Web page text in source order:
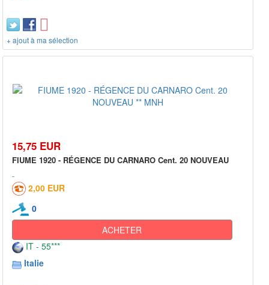
+ ajout à ma sélection
15,75 EUR
FIUME 1920 - RÉGENCE DU CARNARO Cent. 20 NOUVEAU
2,00 EUR
0
ACHETER
IT - 55***
Italie